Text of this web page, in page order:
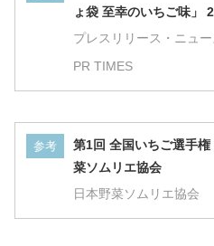
ょ袋 至幸のいちご味」
プレスリリース・ニュ
PR TIMES
参考
第1回 全国いちご選手
菜ソムリエ協会
日本野菜ソムリエ協会